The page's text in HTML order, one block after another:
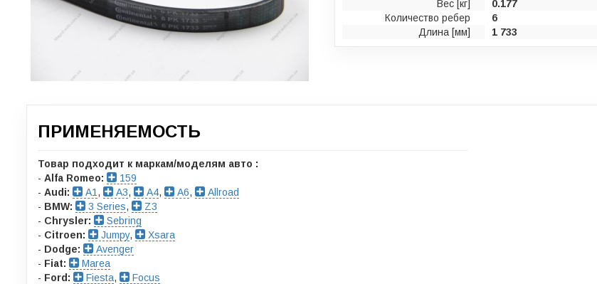
Вес [кг]
0.177
Количество ребер
6
Длина [мм]
1 733
ПРИМЕНЯЕМОСТЬ
Товар подходит к маркам/моделям авто :
- Alfa Romeo:
159
- Audi: A1 , A3, A4, A6,
Allroad
- BMW: 3 Series,
Z3
- Chrysler:
Sebring
- Citroen: Jumpy,
Xsara
- Dodge:
Avenger
- Fiat:
Marea
- Ford: Fiesta,
Focus